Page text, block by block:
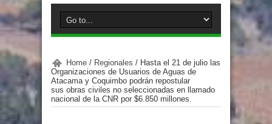
Home / Regionales / Hasta el 21 de julio las
Organizaciones de Usuarios de Aguas de
Atacama y Coquimbo podrán repostular
sus obras civiles no seleccionadas en llamado
nacional de la CNR por $6.850 millones.